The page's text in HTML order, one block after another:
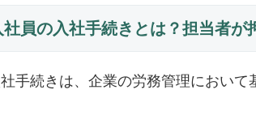
社員の入社手続きとは？担当者
手続きは、企業の労務管理において